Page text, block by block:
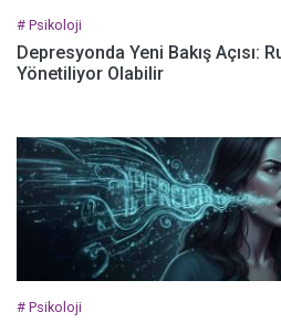
# Psikoloji
Depresyonda Yeni Bakış Açısı:
Yönetiliyor Olabilir
# Psikoloji